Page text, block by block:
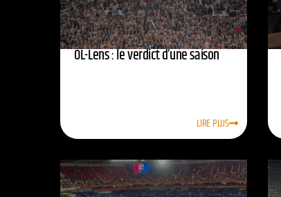
OL-Lens : le verdict d’une saison
LIRE PLUS